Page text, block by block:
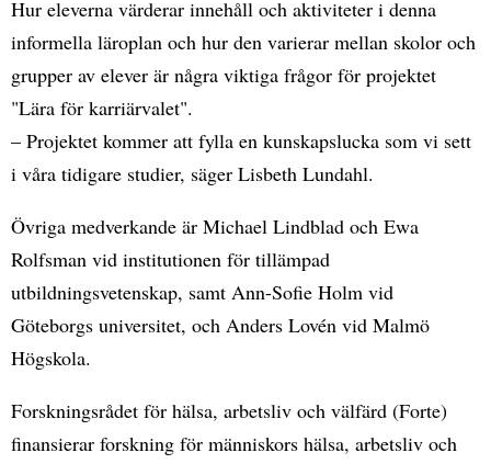
Hur eleverna värderar innehåll och aktiviteter i denna
informella läroplan och hur den varierar mellan skolor och
grupper av elever är några viktiga frågor för projektet
"Lära för karriärvalet".
– Projektet kommer att fylla en kunskapslucka som vi sett
i våra tidigare studier, säger Lisbeth Lundahl.
Övriga medverkande är Michael Lindblad och Ewa
Rolfsman vid institutionen för tillämpad
utbildningsvetenskap, samt Ann-Sofie Holm vid
Göteborgs universitet, och Anders Lovén vid Malmö
Högskola.
Forskningsrådet för hälsa, arbetsliv och välfärd (Forte)
finansierar forskning för människors hälsa, arbetsliv och